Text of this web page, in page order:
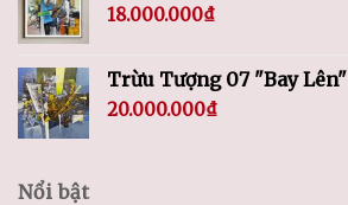
18.000.000₫
Trừu Tượng 07 "Bay Lên"
20.000.000₫
Nổi bật